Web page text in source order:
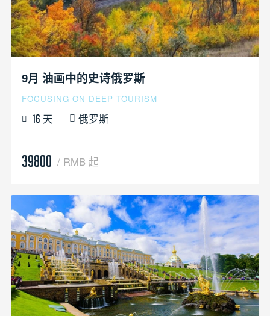
9月 油画中的史诗俄罗斯
FOCUSING ON DEEP TOURISM
16 天 俄罗斯
39800 / RMB 起